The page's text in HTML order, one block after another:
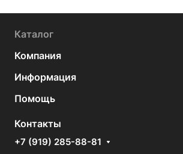
Каталог
Компания
Информация
Помощь
Контакты
+7 (919) 285-88-81